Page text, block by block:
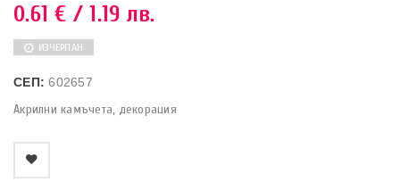
0.61€ / 1.19 лв.
ИЗЧЕРПАН
СЕП:602657
Акрилни камъчета, декорация